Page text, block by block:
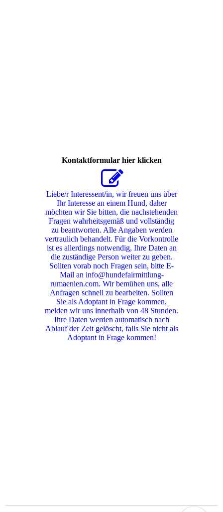
Kontaktformular hier klicken
Liebe/r Interessent/in, wir freuen uns über
Ihr Interesse an einem Hund, daher
möchten wir Sie bitten, die nachstehenden
Fragen wahrheitsgemäß und vollständig
zu beantworten. Alle Angaben werden
vertraulich behandelt. Für die Vorkontrolle
ist es allerdings notwendig, Ihre Daten an
die zuständige Person weiter zu geben.
Sollten vorab noch Fragen sein, bitte E-
Mail an info@hundefairmittlung-
rumaenien.com. Wir bemühen uns, alle
Anfragen schnell zu bearbeiten. Sollten
Sie als Adoptant in Frage kommen,
melden wir uns innerhalb von 48 Stunden.
Ihre Daten werden automatisch nach
Ablauf der Zeit gelöscht, falls Sie nicht als
Adoptant in Frage kommen!